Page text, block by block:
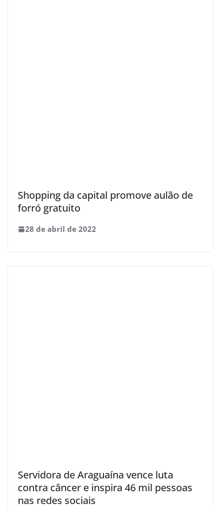
Shopping da capital promove aulão de
forró gratuito
28 de abril de 2022
Servidora de Araguaína vence luta
contra câncer e inspira 46 mil pessoas
nas redes sociais